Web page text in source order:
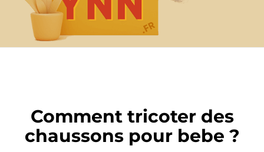
Comment tricoter des
chaussons pour bebe ?